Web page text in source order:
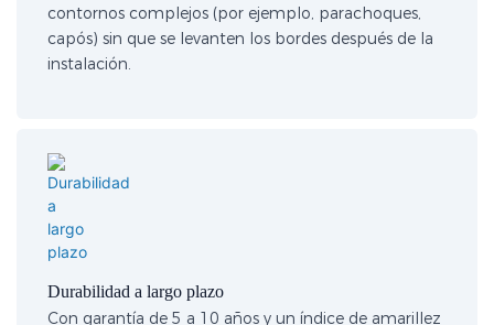
contornos complejos (por ejemplo, parachoques,
capós) sin que se levanten los bordes después de la
instalación.
Durabilidad a largo plazo
Con garantía de 5 a 10 años y un índice de amarillez